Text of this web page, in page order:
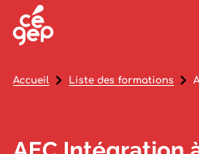
Accueil Liste des formations